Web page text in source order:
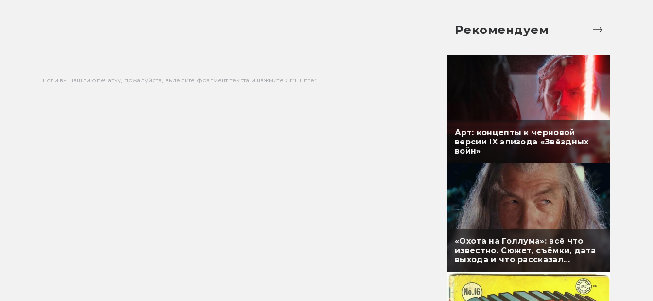
Если вы нашли опечатку, пожалуйста, выделите фрагмент текста и нажмите Ctrl+Enter.
Рекомендуем
Арт: концепты к черновой
версии IX эпизода «Звёздных
войн»
«Охота на Голлума»: всё что
известно. Сюжет, съёмки, дата
выхода и что рассказал